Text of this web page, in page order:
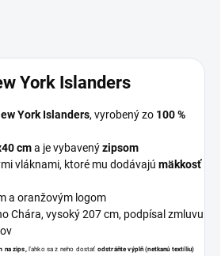
York Islanders
York Islanders, vyrobený zo 100 %
cma je vybavenýzipsom
vláknami, ktoré mu dodávajú mäkkosť
a oranžovým logom
Chára, vysoký 207 cm, podpísal zmluvu
na zips, ľahko sa z neho dostať odstráňte výplň (netkanú textíliu)